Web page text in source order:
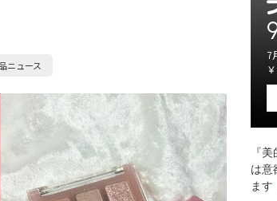
ニュース
7
『
は意
ます